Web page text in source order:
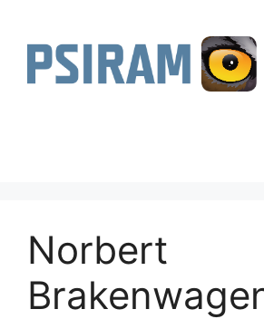
springen
Norbert